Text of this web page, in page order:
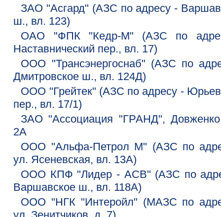
ЗАО "Асгард" (АЗС по адресу -
ш., вл. 123)
ОАО "ФПК "Кедр-М" (АЗС по
Наставнический пер., вл. 17)
ООО "Трансэнергоснаб" (АЗС по
Дмитровское ш., вл. 124Д)
ООО "Грейтек" (АЗС по адресу -
пер., вл. 17/1)
ЗАО "Ассоциация "ГРАНД",
2А
ООО "Альфа-Петрол М" (АЗС по
ул. Ясеневская, вл. 13А)
ООО КПФ "Лидер - АСВ" (АЗС по
Варшавское ш., вл. 118А)
ООО "НГК "Интеройл" (МАЗС по